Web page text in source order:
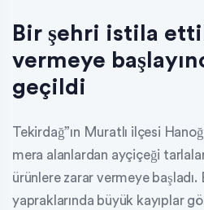
Bir şehri istila
vermeye
geçildi
Tekirdağ”ın Muratlı ilçesi
mera alanlardan ayçiçeği
ürünlere zarar vermeye başladı.
yapraklarında büyük kayıplar